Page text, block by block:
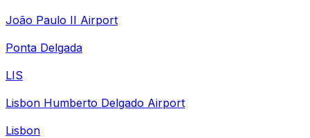
João Paulo II Airport
Ponta Delgada
LIS
Lisbon Humberto Delgado Airport
Lisbon